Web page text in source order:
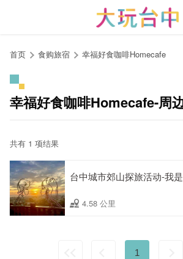
首页 食购旅宿 幸福好食咖啡Homecafe
幸福好食咖啡Homecafe-周
共有 1 项结果
台中城市郊山探旅活动-我
4.58 公里
1